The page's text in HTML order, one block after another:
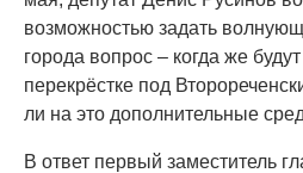
возможностью задать
города вопрос – когда же
перекрёстке под
ли на это дополнительные
В ответ первый заместитель